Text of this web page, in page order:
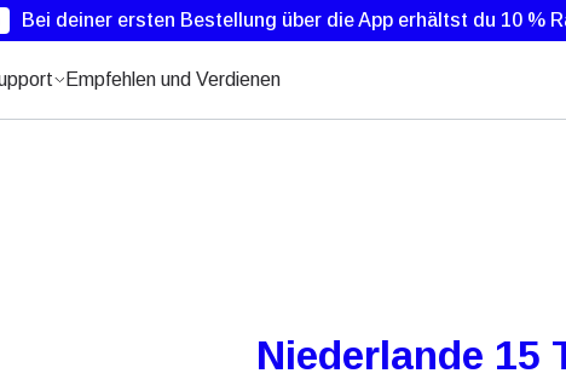
Bei deiner ersten Bestellung über die App erhältst du 10 %
Empfehlen und Verdienen
Niederlande 15